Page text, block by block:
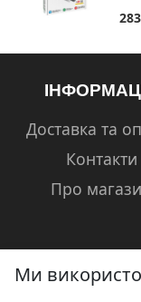
Доставка та
Контакти
Про
Ми